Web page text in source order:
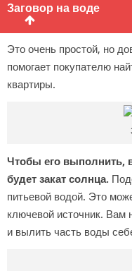
Заговор на воде
Это очень простой, но
помогает покупателю
квартиры.
Чтобы его выполнить,
будет закат солнца.
питьевой водой. Это
ключевой источник. Вам
и вылить часть воды